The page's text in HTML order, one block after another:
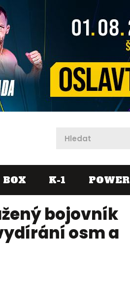
BOX K-1 POWER
bojovník
osm a